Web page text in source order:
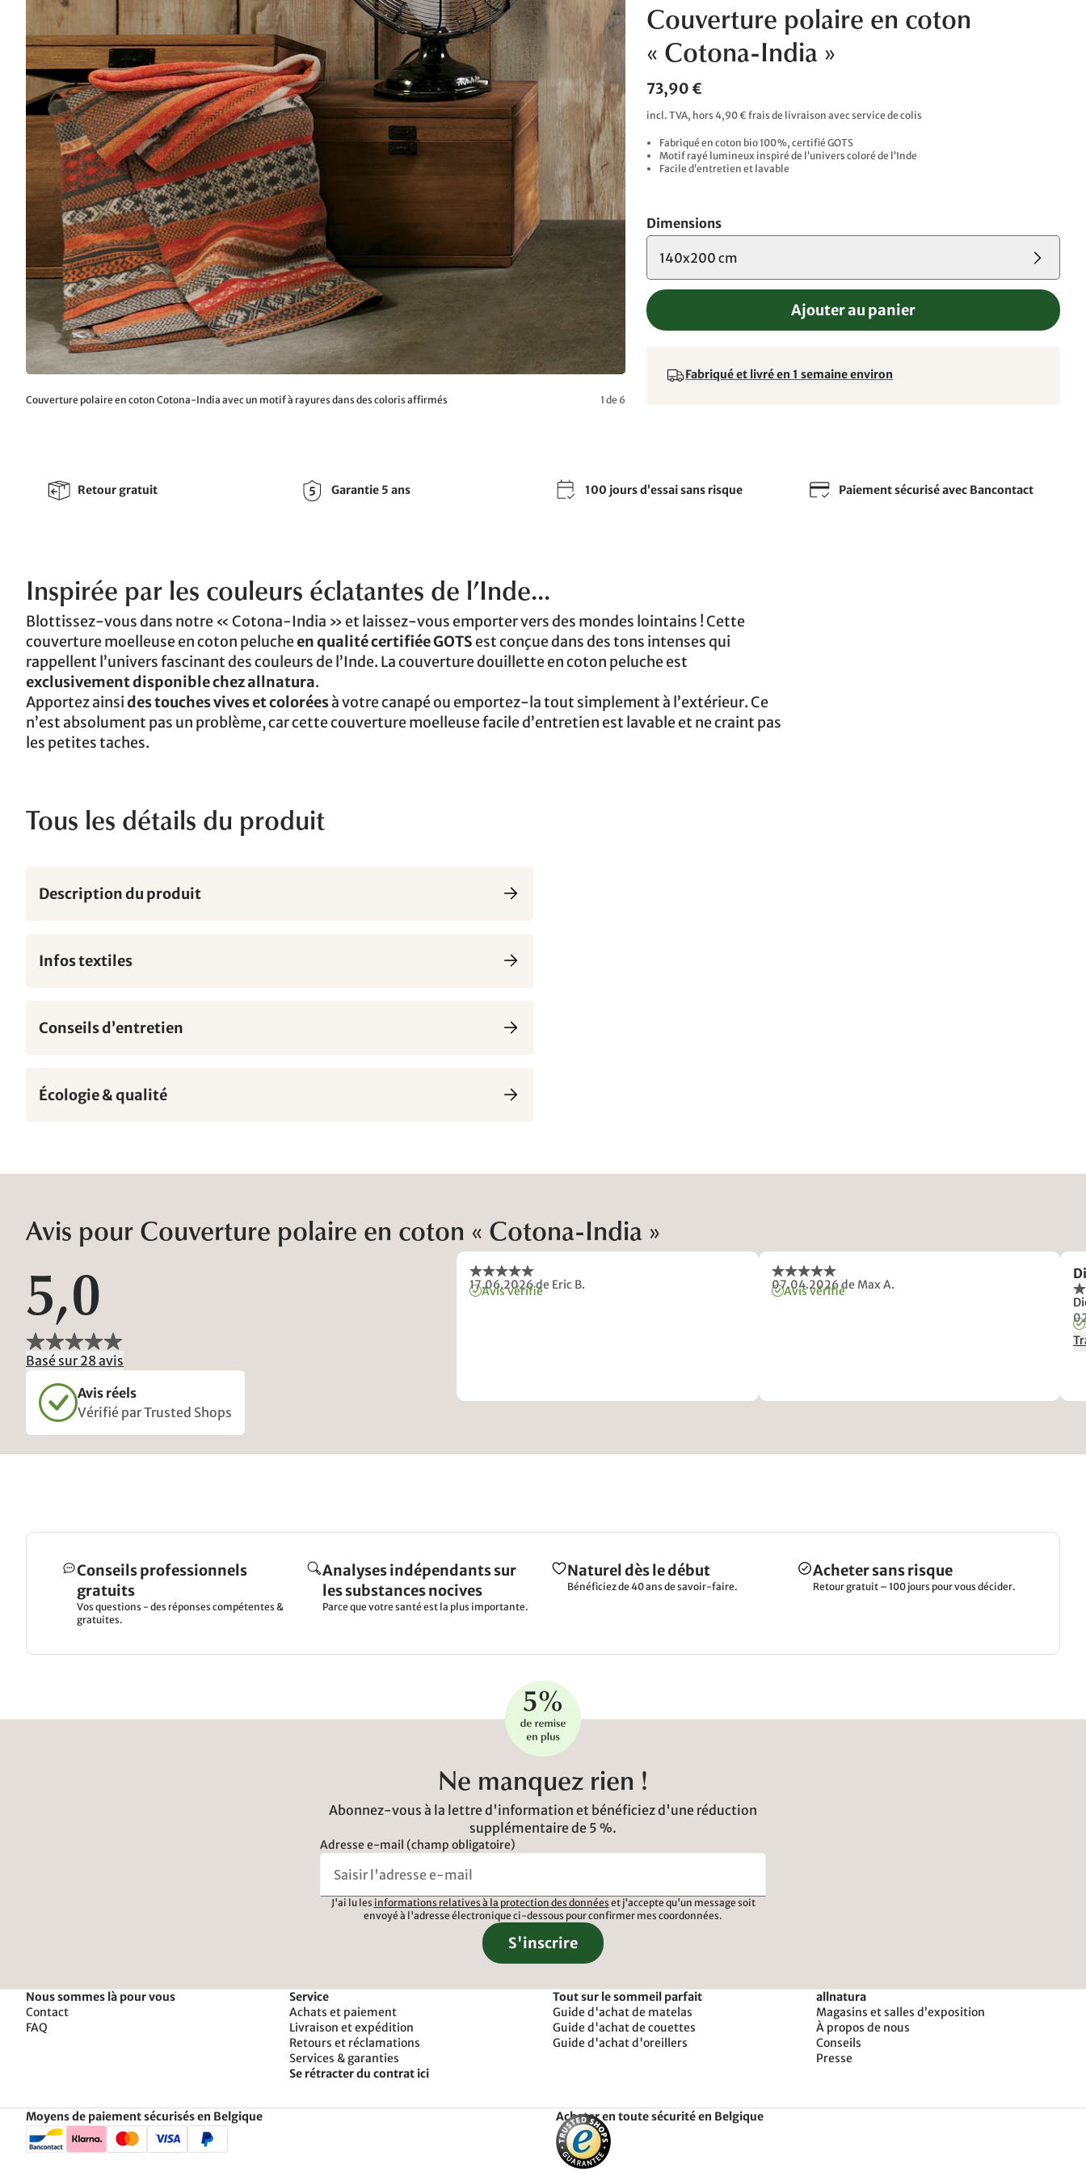
Couverture polaire en coton Cotona-India avec un motif à rayures dans des coloris affirmés 1 de 6
Couverture polaire en coton
« Cotona-India »
73,90 €
incl. TVA, hors 4,90 € frais de livraison avec service de colis
Fabriqué en coton bio 100 %, certifié GOTS​
Motif rayé lumineux inspiré de l’univers coloré de l’Inde​
Facile d’entretien et lavable
Dimensions
140x200 cm
Ajouter au panier
Fabriqué et livré en 1 semaine environ
Retour gratuit Garantie 5 ans 100 jours d’essai sans risque Paiement sécurisé avec Bancontact
Inspirée par les couleurs éclatantes de l’Inde...
Blottissez-vous dans notre « Cotona-India » et laissez-vous emporter vers des mondes lointains ! Cette
couverture moelleuse en coton pelucheen qualité certifiée GOTS est conçue dans des tons intenses qui
rappellent l’univers fascinant des couleurs de l’Inde. La couverture douillette en coton peluche est
exclusivement disponible chez allnatura.
Apportez ainsides touches vives et coloréesà votre canapé ou emportez-la tout simplement à l’extérieur. Ce
n’est absolument pas un problème, car cette couverture moelleuse facile d’entretien est lavable et ne craint pas
les petites taches.
Tous les détails du produit
Description du produit
Infos textiles
Conseils d’entretien
Écologie & qualité
Avis pour Couverture polaire en coton « Cotona-India »
5,0
Basé sur 28 avis
Avis réels
Vérifié par Trusted Shops
17.06.2026de Eric B.
Avis vérifié 07.04.2026de Max A.
Avis vérifié
Conseils professionnels
gratuits
Vos questions - des réponses compétentes &
gratuites.
Analyses indépendants sur
les substances nocives
Parce que votre santé est la plus importante.
Naturel dès le début
Bénéficiez de 40 ans de savoir-faire.
Acheter sans risque
Retour gratuit – 100 jours pour vous décider.
Ne manquez rien !
Abonnez-vous à la lettre d'information et bénéficiez d'une réduction
supplémentaire de 5 %.
Adresse e-mail (champ obligatoire)
J'ai lu les informations relatives à la protection des données et j'accepte qu'un message soit
envoyé à l'adresse électronique ci-dessous pour confirmer mes coordonnées.
S'inscrire
Nous sommes là pour vous
Contact
FAQ
Service
Achats et paiement
Livraison et expédition
Retours et réclamations
Services & garanties
Se rétracter du contrat ici
Tout sur le sommeil parfait
Guide d'achat de matelas
Guide d'achat de couettes
Guide d'achat d'oreillers
allnatura
Magasins et salles d’exposition
À propos de nous
Conseils
Presse
Moyens de paiement sécurisés en Belgique Acheter en toute sécurité en Belgique